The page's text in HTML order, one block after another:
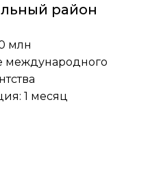
район
млн
международного
1 месяц